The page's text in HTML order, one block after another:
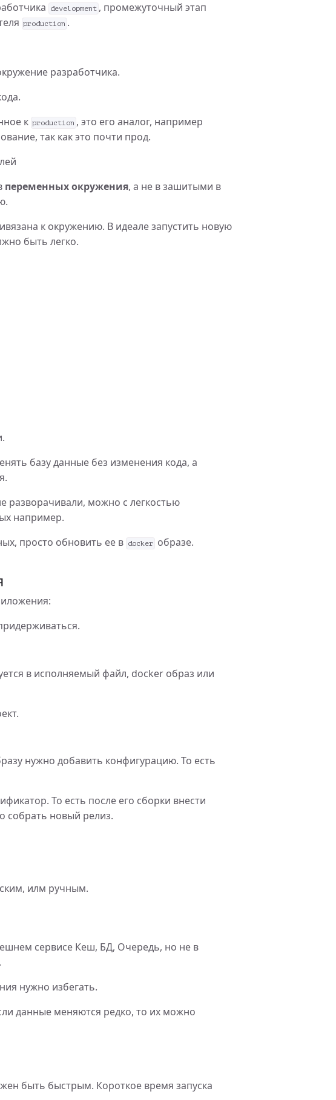
development , промежуточный этап
production .
разработчика.
к production , это его аналог, например
так как это почти прод.
переменных окружения, а не в зашитыми в
к окружению. В идеале запустить новую
быть легко.
базу данные без изменения кода, а
разворачивали, можно с легкостью
например.
просто обновить ее в docker образе.
в исполняемый файл, docker образ или
нужно добавить конфигурацию. То есть
То есть после его сборки внести
собрать новый релиз.
илм ручным.
сервисе Кеш, БД, Очередь, но не в
нужно избегать.
данные меняются редко, то их можно
быть быстрым. Короткое время запуска